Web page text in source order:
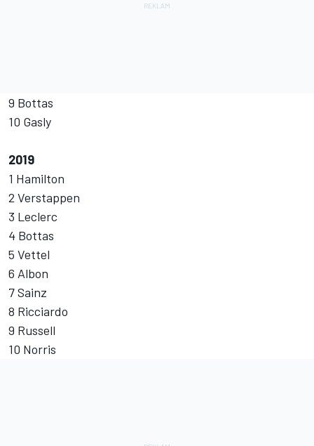
9 Bottas
10 Gasly
2019
1 Hamilton
2 Verstappen
3 Leclerc
4 Bottas
5 Vettel
6 Albon
7 Sainz
8 Ricciardo
9 Russell
10 Norris